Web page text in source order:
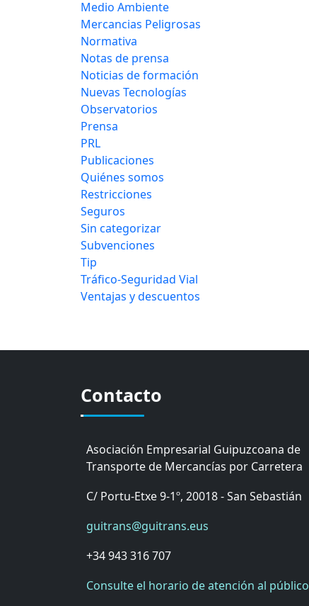
Medio Ambiente
Mercancias Peligrosas
Normativa
Notas de prensa
Noticias de formación
Nuevas Tecnologías
Observatorios
Prensa
PRL
Publicaciones
Quiénes somos
Restricciones
Seguros
Sin categorizar
Subvenciones
Tip
Tráfico-Seguridad Vial
Ventajas y descuentos
Contacto
Asociación Empresarial Guipuzcoana de
Transporte de Mercancías por Carretera
C/ Portu-Etxe 9-1º, 20018 - San Sebastián
guitrans@guitrans.eus
+34 943 316 707
Consulte el horario de atención al público